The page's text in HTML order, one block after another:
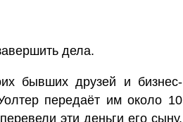
дела.
бывших друзей и бизнес-
передаёт им около 10
эти деньги его сыну,